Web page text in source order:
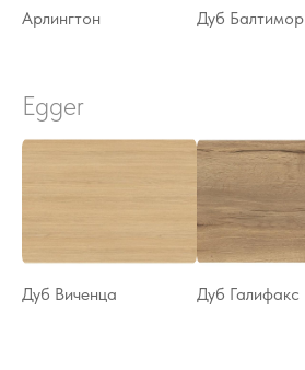
Арлингтон Дуб Балтимор
Egger
Дуб Виченца Дуб Галифакс